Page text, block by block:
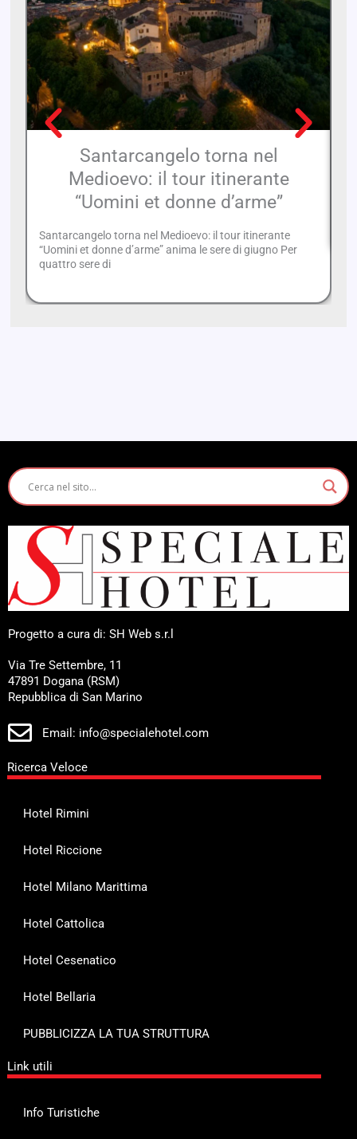
Santarcangelo torna nel
Medioevo: il tour itinerante
“Uomini et donne d’arme”
Santarcangelo torna nel Medioevo: il tour itinerante
“Uomini et donne d’arme” anima le sere di giugno Per
quattro sere di
Progetto a cura di: SH Web s.r.l
Via Tre Settembre, 11
47891 Dogana (RSM)
Repubblica di San Marino
Email: info@specialehotel.com
Ricerca Veloce
Hotel Rimini
Hotel Riccione
Hotel Milano Marittima
Hotel Cattolica
Hotel Cesenatico
Hotel Bellaria
PUBBLICIZZA LA TUA STRUTTURA
Link utili
Info Turistiche